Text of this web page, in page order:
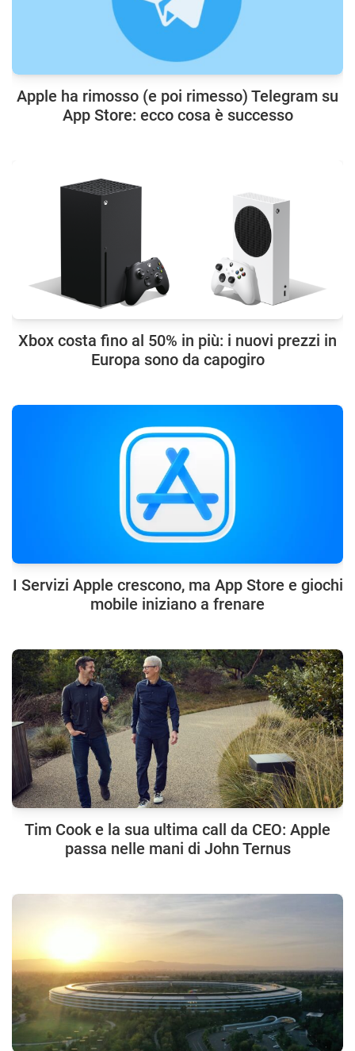
Apple ha rimosso (e poi rimesso) Telegram su
App Store: ecco cosa è successo
Xbox costa fino al 50% in più: i nuovi prezzi in
Europa sono da capogiro
I Servizi Apple crescono, ma App Store e giochi
mobile iniziano a frenare
Tim Cook e la sua ultima call da CEO: Apple
passa nelle mani di John Ternus